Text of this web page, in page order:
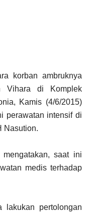
korban ambruknya
Vihara di Komplek
Kamis (4/6/2015)
perawatan intensif di
Nasution.
saat ini
medis terhadap
lakukan pertolongan